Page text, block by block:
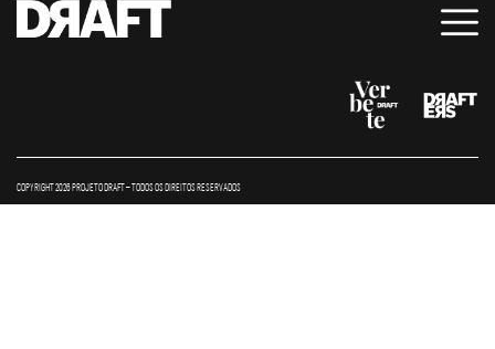
COPYRIGHT 2026 PROJETO DRAFT – TODOS OS DIREITOS RESERVADOS